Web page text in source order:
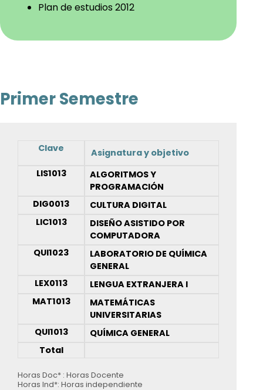
Plan de estudios 2012
Primer Semestre
Clave
Asignatura y objetivo
LIS1013
ALGORITMOS Y
PROGRAMACIÓN
DIG0013
CULTURA DIGITAL
LIC1013
DISEÑO ASISTIDO POR
COMPUTADORA
QUI1023
LABORATORIO DE QUÍMICA
GENERAL
LEX0113
LENGUA EXTRANJERA I
MAT1013
MATEMÁTICAS
UNIVERSITARIAS
QUI1013
QUÍMICA GENERAL
Total
Horas Doc* : Horas Docente
Horas Ind*: Horas independiente